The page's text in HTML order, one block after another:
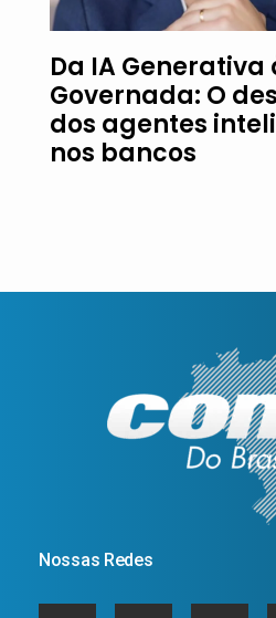
Da IA Generativa
Governada: O
dos agentes
nos bancos
Nossas Redes